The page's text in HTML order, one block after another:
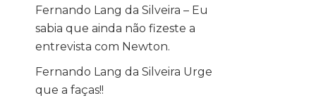
Fernando Lang da Silveira – Eu
sabia que ainda não fizeste a
entrevista com Newton.
Fernando Lang da Silveira Urge
que a faças!!